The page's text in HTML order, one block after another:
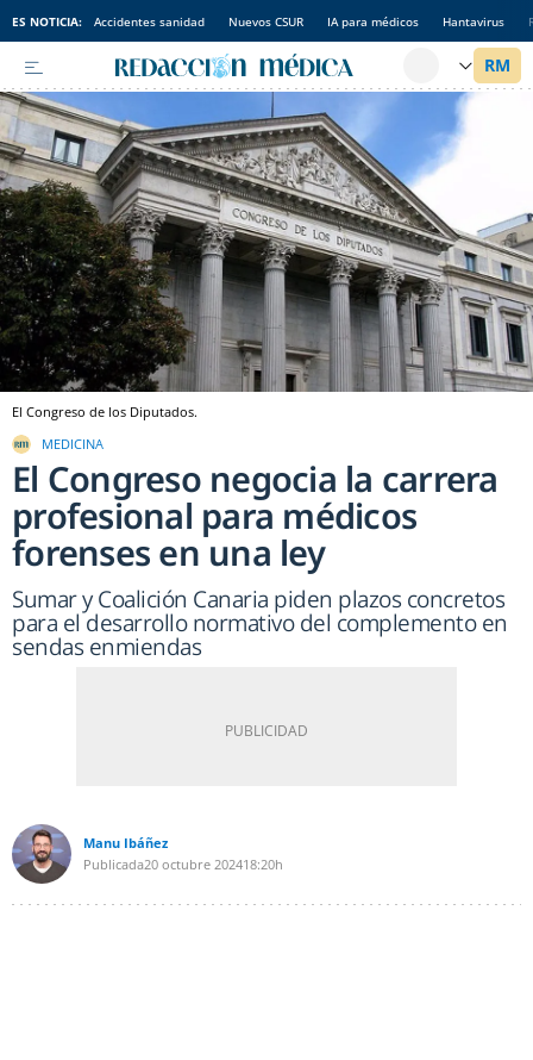
ES NOTICIA: Accidentes sanidad Nuevos CSUR IA para médicos Hantavirus
El Congreso de los Diputados.
MEDICINA
El Congreso negocia la carrera
profesional para médicos
forenses en una ley
Sumar y Coalición Canaria piden plazos concretos
para el desarrollo normativo del complemento en
sendas enmiendas
Manu Ibáñez
Publicada20 octubre 202418:20h